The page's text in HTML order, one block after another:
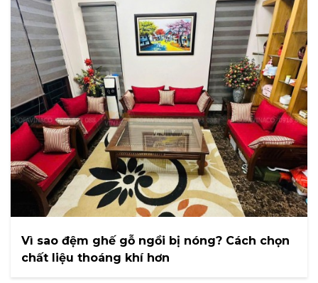
Vì sao đệm ghế gỗ ngồi bị nóng? Cách chọn
chất liệu thoáng khí hơn